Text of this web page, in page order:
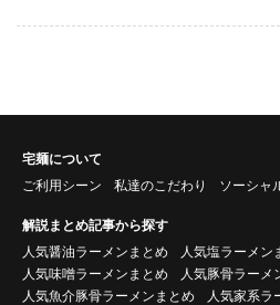
宅麺について
ご利用シーン
私達のこだわり ソーシャ
解説まとめ記事から探す
人気醤油ラーメンまとめ
人気塩ラーメン
人気味噌ラーメンまとめ
人気豚骨ラーメ
人気魚介豚骨ラーメンまとめ
人気家系ラ